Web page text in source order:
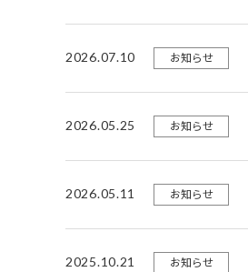
2026.07.10 お知らせ
2026.05.25 お知らせ
2026.05.11 お知らせ
2025.10.21 お知らせ